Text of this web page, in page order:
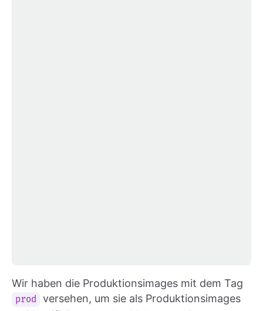
Wir haben die Produktionsimages mit dem Tag
prod
versehen, um sie als Produktionsimages